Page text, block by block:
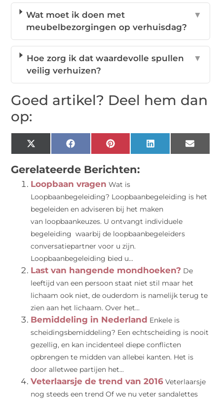
Wat moet ik doen met
meubelbezorgingen op verhuisdag?
▼
Hoe zorg ik dat waardevolle spullen
veilig verhuizen?
▼
Goed artikel? Deel hem dan
op:
X
(Twitter)
FacebookPinterestLinkedIn Email
Gerelateerde Berichten:
Loopbaan vragen Wat is
Loopbaanbegeleiding? Loopbaanbegeleiding is het
begeleiden en adviseren bij het maken
van loopbaankeuzes. U ontvangt individuele
begeleiding waarbij de loopbaanbegeleiders
conversatiepartner voor u zijn.
Loopbaanbegeleiding bied u...
Last van hangende mondhoeken? De
leeftijd van een persoon staat niet stil maar het
lichaam ook niet, de ouderdom is namelijk terug te
zien aan het lichaam. Over het...
Bemiddeling in Nederland Enkele is
scheidingsbemiddeling? Een echtscheiding is nooit
gezellig, en kan incidenteel diepe conflicten
opbrengen te midden van allebei kanten. Het is
door alletwee partijen het...
Veterlaarsje de trend van 2016 Veterlaarsje
nog steeds een trend Of we nu veter sandalettes